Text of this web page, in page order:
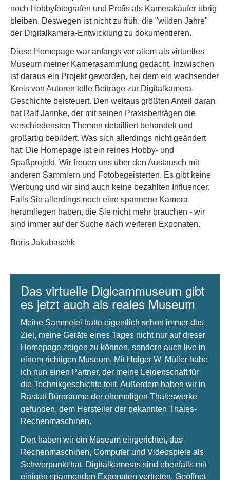
noch Hobbyfotografen und Profis als Kamerakäufer übrig
bleiben. Deswegen ist nicht zu früh, die "wilden Jahre"
der Digitalkamera-Entwicklung zu dokumentieren.
Diese Homepage war anfangs vor allem als virtuelles
Museum meiner Kamerasammlung gedacht. Inzwischen
ist daraus ein Projekt geworden, bei dem ein wachsender
Kreis von Autoren tolle Beiträge zur Digitalkamera-
Geschichte beisteuert. Den weitaus größten Anteil daran
hat Ralf Jannke, der mit seinen Praxisbeiträgen die
verschiedensten Themen detailliert behandelt und
großartig bebildert. Was sich allerdings nicht geändert
hat: Die Homepage ist ein reines Hobby- und
Spaßprojekt. Wir freuen uns über den Austausch mit
anderen Sammlern und Fotobegeisterten. Es gibt keine
Werbung und wir sind auch keine bezahlten Influencer.
Falls Sie allerdings noch eine spannene Kamera
herumliegen haben, die Sie nicht mehr brauchen - wir
sind immer auf der Suche nach weiteren Exponaten.
Boris Jakubaschk
Das virtuelle Digicammuseum gibt
es jetzt auch als reales Museum
Meine Sammelei hatte eigentlich schon immer das
Ziel, meine Geräte eines Tages nicht nur auf dieser
Homepage zeigen zu können, sondern auch live in
einem richtigen Museum. Mit Holger W. Müller habe
ich nun einen Partner, der meine Leidenschaft für
die Technikgeschichte teilt. Außerdem haben wir in
Rastatt Büroräume der ehemaligen Thaleswerke
gefunden, dem Hersteller der bekannten Thales-
Rechenmaschinen.
Dort haben wir ein Museum eingerichtet, das
Rechenmaschinen, Computer und Videospiele als
Schwerpunkt hat. Digitalkameras sind ebenfalls mit
einigen spannenden Exponaten vertreten. Geöffnet